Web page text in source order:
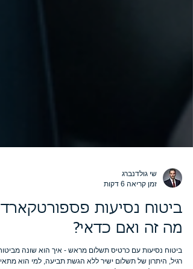
זמן קריאה 6 דקות
ביטוח נסיעות
מה זה ואם כדאי?